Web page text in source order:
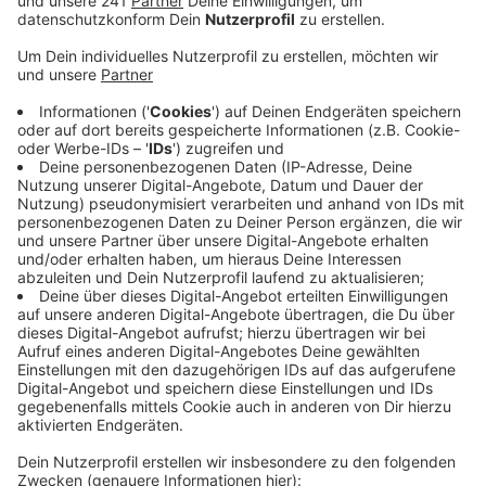
Für das Feiern in Kneipen und anderen Innenräumen ist
demnach auch für geboosterte Jecken ein aktueller
negativer Corona-Test nötig. Außerdem verbietet die
Stadtverwaltung den Alkoholausschank außerhalb von
Gaststätten. Auch die Mitnahme von Getränken nach
draußen ist nicht erlaubt. Die Stadt will so
Menschenansammlungen im Umfeld verhindern.
Biergärten dürfen aber genutzt werden. Die Regeln
werden nach Angaben der Stadt von den Gastronomen
durch den Einsatz von Security durchgesetzt.
Außerdem werde der Ordnungsdienst der Stadt
verstärkt im Einsatz sein.